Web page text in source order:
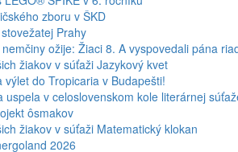
zboru v ŠKD
Prahy
ožije: Žiaci 8. A vyspovedali pána
žiakov v súťaži Jazykový kvet
výlet do Tropicaria v Budapešti!
uspela v celoslovenskom kole literárnej
ôsmakov
žiakov v súťaži Matematický klokan
2026